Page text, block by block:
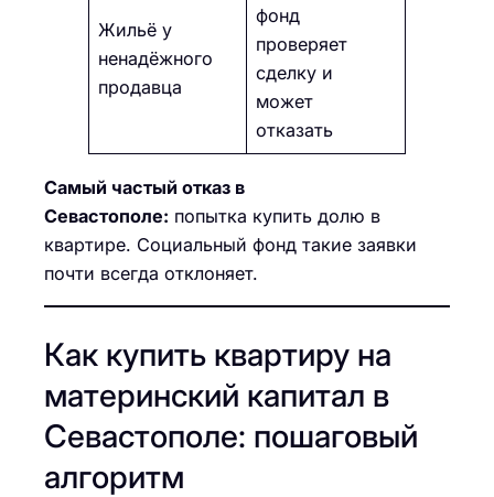
Жильё у
ненадёжного
продавца
фонд
проверяет
сделку и
может
отказать
Самый частый отказ в
Севастополе: попытка купить долю в
квартире. Социальный фонд такие заявки
почти всегда отклоняет.
Как купить квартиру на
материнский капитал в
Севастополе: пошаговый
алгоритм